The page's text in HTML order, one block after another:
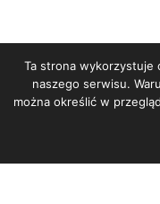
Ta strona wykorzystuje
naszego serwisu.
można określić w